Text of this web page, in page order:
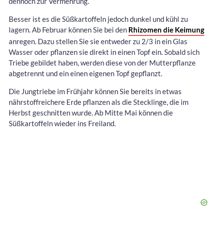
Besser ist es die Süßkartoffeln jedoch dunkel und kühl zu
lagern. Ab Februar können Sie bei den Rhizomen die Keimung
anregen. Dazu stellen Sie sie entweder zu 2/3 in ein Glas
Wasser oder pflanzen sie direkt in einen Topf ein. Sobald sich
Triebe gebildet haben, werden diese von der Mutterpflanze
abgetrennt und ein einen eigenen Topf gepflanzt.
Die Jungtriebe im Frühjahr können Sie bereits in etwas
nährstoffreichere Erde pflanzen als die Stecklinge, die im
Herbst geschnitten wurde. Ab Mitte Mai können die
Süßkartoffeln wieder ins Freiland.